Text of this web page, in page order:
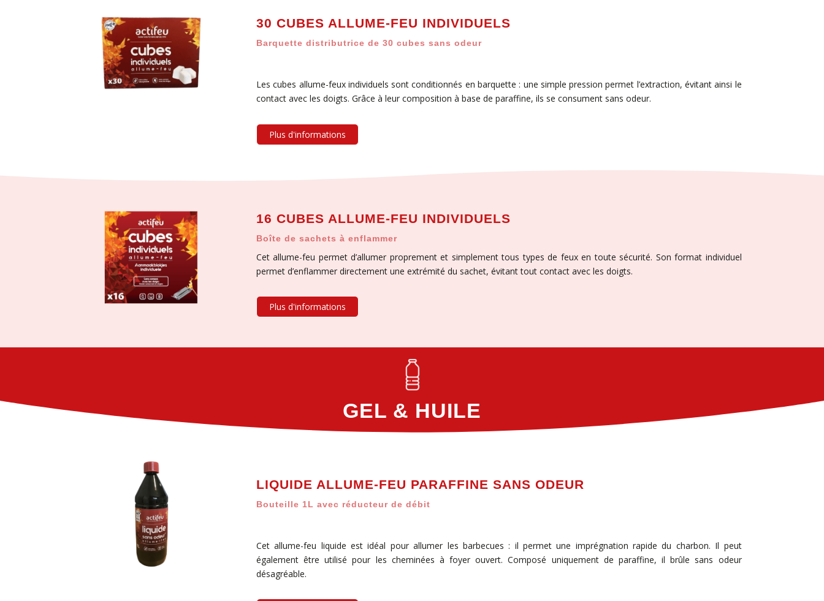
30 CUBES ALLUME-FEU INDIVIDUELS
Barquette distributrice de 30 cubes sans odeur
Les cubes allume-feux individuels sont conditionnés en barquette : une simple pression permet l’extraction, évitant ainsi le
contact avec les doigts. Grâce à leur composition à base de paraffine, ils se consument sans odeur.
Plus d'informations
16 CUBES ALLUME-FEU INDIVIDUELS
Boîte de sachets à enflammer
Cet allume-feu permet d’allumer proprement et simplement tous types de feux en toute sécurité. Son format individuel
permet d’enflammer directement une extrémité du sachet, évitant tout contact avec les doigts.
Plus d'informations
GEL & HUILE
LIQUIDE ALLUME-FEU PARAFFINE SANS ODEUR
Bouteille 1L avec réducteur de débit
Cet allume-feu liquide est idéal pour allumer les barbecues : il permet une imprégnation rapide du charbon. Il peut
également être utilisé pour les cheminées à foyer ouvert. Composé uniquement de paraffine, il brûle sans odeur
désagréable.